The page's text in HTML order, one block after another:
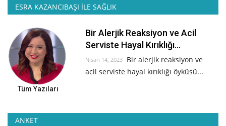
ESRA KAZANCIBAŞI İLE SAĞLIK
Bir Alerjik Reaksiyon ve Acil
Serviste Hayal Kırıklığı...
Nisan 14, 2023 Bir alerjik reaksiyon ve
acil serviste hayal kırıklığı öyküsü...
Tüm Yazıları
ANKET